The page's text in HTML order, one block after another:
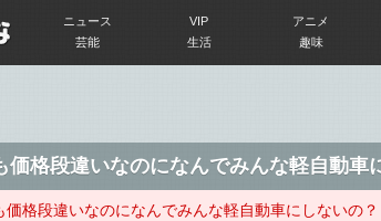
ニュース VIP アニメ
芸能
生活 趣味
価格段違いなのになんでみんな軽自動車
価格段違いなのになんでみんな軽自動車にしないの？